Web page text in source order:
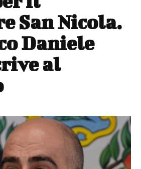
San Nicola.
Daniele
al